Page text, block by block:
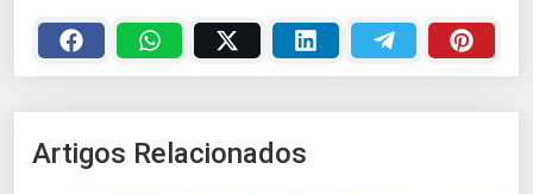
Artigos Relacionados